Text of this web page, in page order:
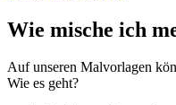
Wie mische ich
Auf unseren Malvorlagen
Wie es geht?